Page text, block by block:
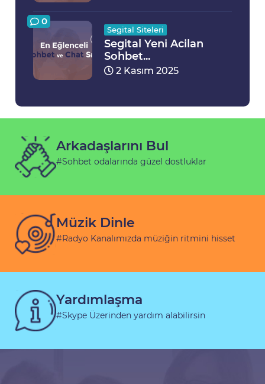
0
Segital Siteleri
Segital Yeni Acilan
Sohbet...
2 Kasım 2025
Arkadaşlarını Bul
#Sohbet odalarında güzel dostluklar
Müzik Dinle
#Radyo Kanalımızda müziğin ritmini hisset
Yardımlaşma
#Skype Üzerinden yardım alabilirsin